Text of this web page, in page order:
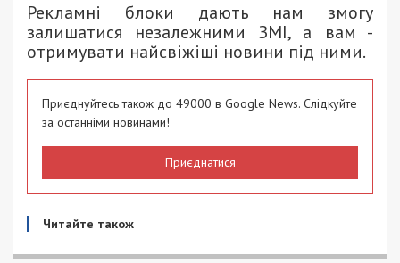
Рекламні блоки дають нам змогу
залишатися незалежними ЗМІ, а вам -
отримувати найсвіжіші новини під ними.
Приєднуйтесь також до 49000 в Google News. Слідкуйте
за останніми новинами!
Приєднатися
Читайте також